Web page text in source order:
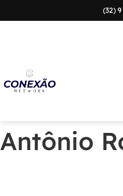
(32)
Antônio